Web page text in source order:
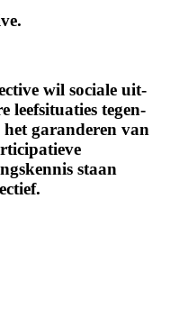
wil sociale uit­
leef­situaties tegen­
garanderen van
staan